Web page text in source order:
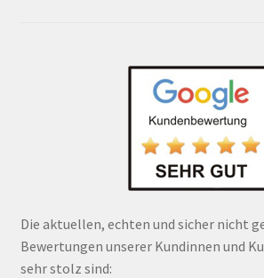
Die aktuellen, echten und sicher nicht
Bewertungen unserer Kundinnen und
sehr stolz sind: